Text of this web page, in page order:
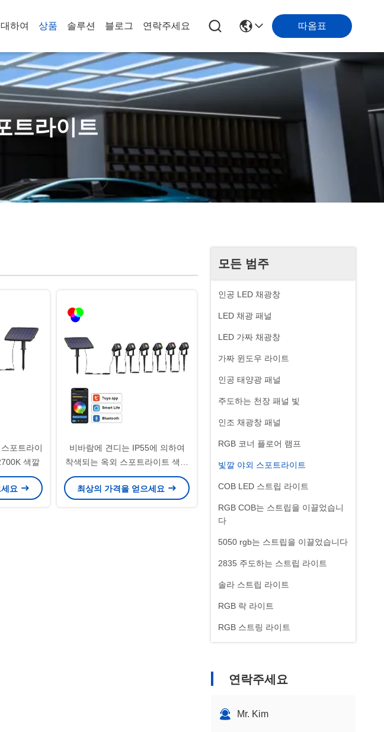
하여 상품 솔루션 블로그 연락주세요 따옴표
트라이트
모든 범주
인공 LED 채광창
LED 채광 패널
LED 가짜 채광창
가짜 윈도우 라이트
인공 태양광 패널
주도하는 천장 패널 빛
인조 채광창 패널
RGB 코너 플로어 램프
빛깔 야외 스포트라이트
COB LED 스트립 라이트
RGB COB는 스트립을 이끌었습니
다
5050 rgb는 스트립을 이끌었습니다
2835 주도하는 스트립 라이트
솔라 스트립 라이트
RGB 락 라이트
RGB 스트링 라이트
연락주세요
Mr. Kim
포트라이
색깔
요
비바람에 견디는 IP55에 의하여
착색되는 옥외 스포트라이트 색깔
변화 디밍 가능
최상의 가격을 얻으세요